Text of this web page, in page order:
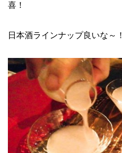
喜！
日本酒ラインナップ良いな～！